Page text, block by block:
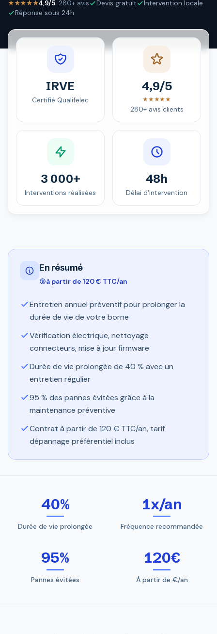
★★★★★4,9/5· 280+ avis Devis gratuit
Intervention locale
Réponse sous 24h
IRVE
Certifié Qualifelec
4,9/5
★★★★★
280+ avis clients
3 000+
Interventions réalisées
48h
Délai d'intervention
En résumé
à partir de 120 € TTC/an
Entretien annuel préventif pour prolonger la
durée de vie de votre borne
Vérification électrique, nettoyage
connecteurs, mise à jour firmware
Durée de vie prolongée de 40 % avec un
entretien régulier
95 % des pannes évitées grâce à la
maintenance préventive
Contrat à partir de 120 € TTC/an, tarif
dépannage préférentiel inclus
40%
Durée de vie prolongée
1x/an
Fréquence recommandée
95%
Pannes évitées
120€
À partir de €/an